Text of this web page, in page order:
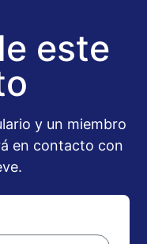
este
y un miembro
en contacto con